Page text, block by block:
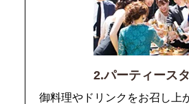
2.パーティース
御料理やドリンクをお召し上